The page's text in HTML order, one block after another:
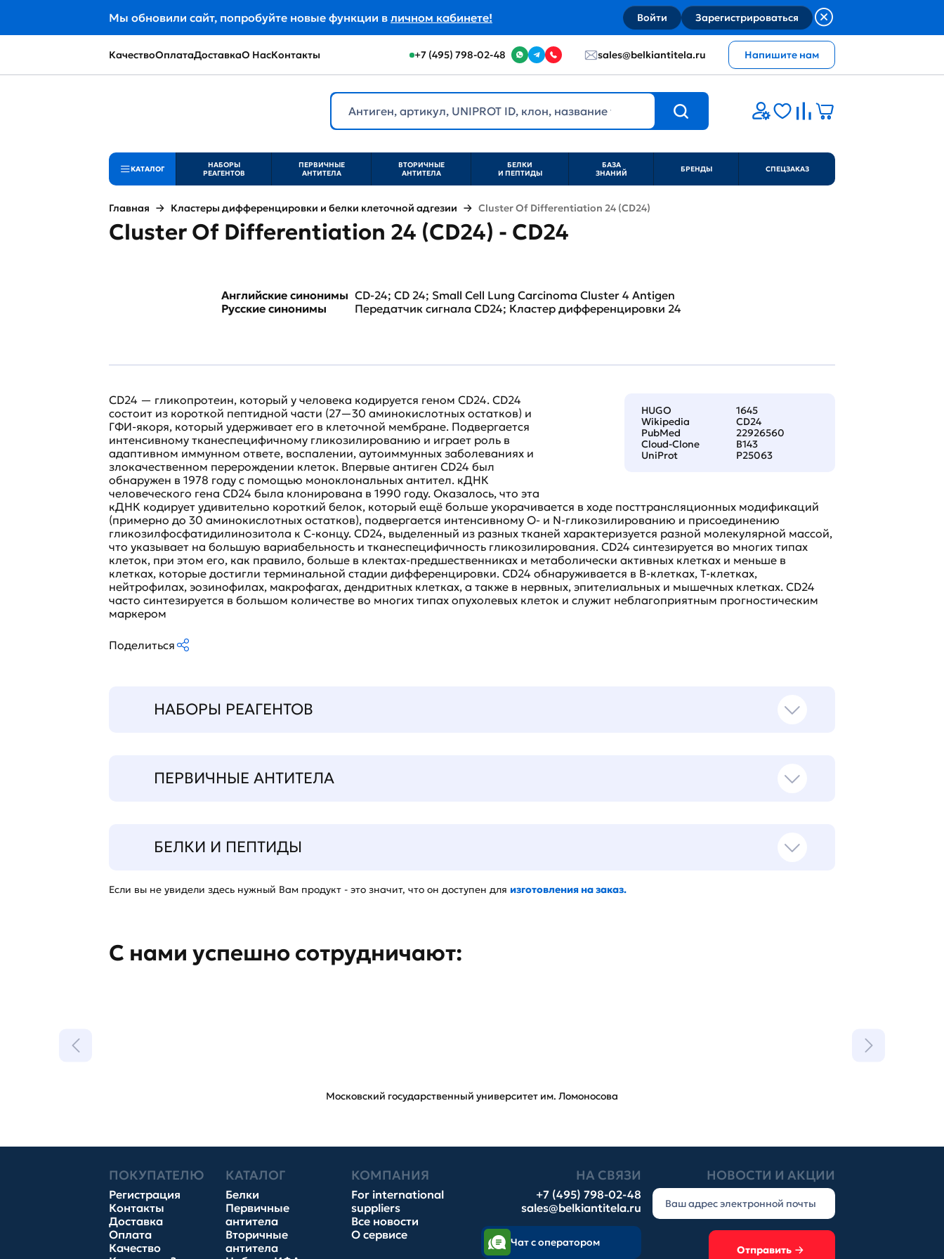
Мы обновили сайт, попробуйте новые функции в личном кабинете! Войти Зарегистрироваться
КачествоОплатаДоставкаО НасКонтакты +7 (495) 798-02-48 sales@belkiantitela.ru Напишите нам
КАТАЛОГ
НАБОРЫ
РЕАГЕНТОВ
ПЕРВИЧНЫЕ
АНТИТЕЛА
ВТОРИЧНЫЕ
АНТИТЕЛА
БЕЛКИ
И ПЕПТИДЫ
БАЗА
ЗНАНИЙ
БРЕНДЫ СПЕЦЗАКАЗ
Главная Кластеры дифференцировки и белки клеточной адгезии Cluster Of Differentiation 24 (CD24)
Cluster Of Differentiation 24 (CD24) - CD24
Английские синонимы CD-24; CD 24; Small Cell Lung Carcinoma Cluster 4 Antigen
Русские синонимы
Передатчик сигнала CD24; Кластер дифференцировки 24
HUGO
1645
Wikipedia
CD24
PubMed
22926560
Cloud-Clone
B143
UniProt
P25063
CD24 — гликопротеин, который у человека кодируется геном CD24. CD24
состоит из короткой пептидной части (27—30 аминокислотных остатков) и
ГФИ-якоря, который удерживает его в клеточной мембране. Подвергается
интенсивному тканеспецифичному гликозилированию и играет роль в
адаптивном иммунном ответе, воспалении, аутоиммунных заболеваниях и
злокачественном перерождении клеток. Впервые антиген CD24 был
обнаружен в 1978 году с помощью моноклональных антител. кДНК
человеческого гена CD24 была клонирована в 1990 году. Оказалось, что эта
кДНК кодирует удивительно короткий белок, который ещё больше укорачивается в ходе посттрансляционных модификаций
(примерно до 30 аминокислотных остатков), подвергается интенсивному O- и N-гликозилированию и присоединению
гликозилфосфатидилинозитола к C-концу. CD24, выделенный из разных тканей характеризуется разной молекулярной массой,
что указывает на большую вариабельность и тканеспецифичность гликозилирования. CD24 синтезируется во многих типах
клеток, при этом его, как правило, больше в клектах-предшественниках и метаболически активных клетках и меньше в
клетках, которые достигли терминальной стадии дифференцировки. CD24 обнаруживается в В-клетках, Т-клетках,
нейтрофилах, эозинофилах, макрофагах, дендритных клетках, а также в нервных, эпителиальных и мышечных клетках. CD24
часто синтезируется в большом количестве во многих типах опухолевых клеток и служит неблагоприятным прогностическим
маркером
Поделиться
НАБОРЫ РЕАГЕНТОВ
ПЕРВИЧНЫЕ АНТИТЕЛА
БЕЛКИ И ПЕПТИДЫ
Если вы не увидели здесь нужный Вам продукт - это значит, что он доступен для изготовления на заказ.
С нами успешно сотрудничают:
Московский государственный университет им. Ломоносова
ПОКУПАТЕЛЮ
Регистрация
Контакты
Доставка
Оплата
Качество
КАТАЛОГ
Белки
Первичные
антитела
Вторичные
антитела
КОМПАНИЯ
For international
suppliers
Все новости
О сервисе
НА СВЯЗИ
+7 (495) 798-02-48
sales@belkiantitela.ru
НОВОСТИ И АКЦИИ
Отправить
Чат с оператором